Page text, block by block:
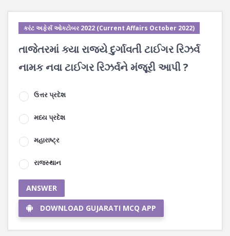
કરંટ અફેર્સ ઓક્ટોબર 2022 (Current Affairs October 2022)
તાજેતરમાં ક્યા રાજ્યે દુર્ગાવતી ટાઈગર રિઝર્વ
નામક નવા ટાઈગર રિઝર્વને મંજૂરી આપી ?
ઉત્તર પ્રદેશ
મધ્ય પ્રદેશ
મહારાષ્ટ્ર
રાજસ્થાન
ANSWER
DOWNLOAD GUJARATI MCQ APP